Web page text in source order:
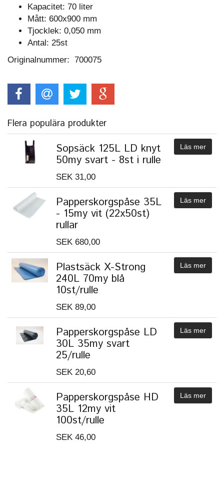
Kapacitet: 70 liter
Mått: 600x900 mm
Tjocklek: 0,050 mm
Antal: 25st
Originalnummer: 700075
Flera populära produkter
Sopsäck 125L LD knyt
50my svart - 8st i rulle
SEK 31,00
Läs mer
Papperskorgspåse 35L
- 15my vit (22x50st)
rullar
SEK 680,00
Läs mer
Plastsäck X-Strong
240L 70my blå
10st/rulle
SEK 89,00
Läs mer
Papperskorgspåse LD
30L 35my svart
25/rulle
SEK 20,60
Läs mer
Papperskorgspåse HD
35L 12my vit
100st/rulle
SEK 46,00
Läs mer